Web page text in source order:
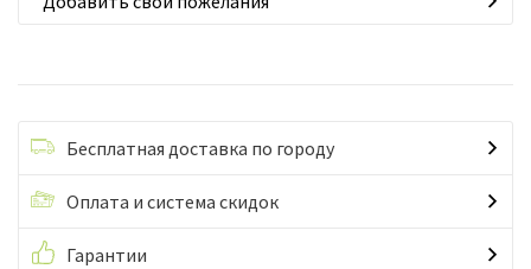
Бесплатная доставка по городу
Оплата и система скидок
Гарантии